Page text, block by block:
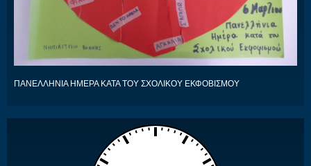
ΠΑΝΕΛΛΗΝΙΑ ΗΜΕΡΑ ΚΑΤΑ ΤΟΥ ΣΧΟΛΙΚΟΥ ΕΚΦΟΒΙΣΜΟΥ